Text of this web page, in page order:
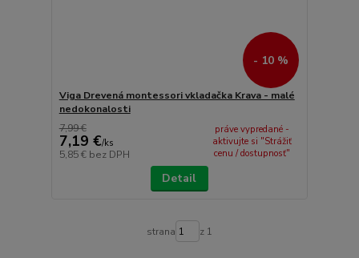
- 10 %
Viga Drevená montessori vkladačka Krava - malé
nedokonalosti
7,99 €
7,19 €/ks
5,85 € bez DPH
práve vypredané -
aktivujte si "Strážiť
cenu / dostupnosť"
Detail
strana z 1